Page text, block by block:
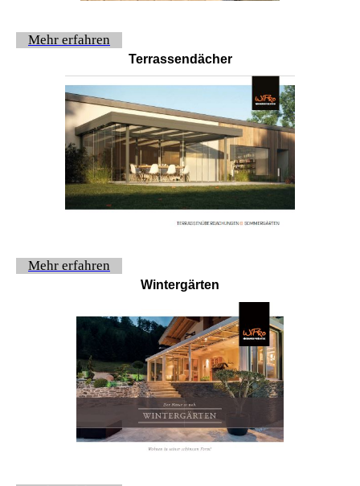
Mehr erfahren
Terrassendächer
Mehr erfahren
Wintergärten